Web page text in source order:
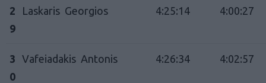
2
9
Laskaris Georgios 4:25:14 4:00:27
3
0
Vafeiadakis Antonis 4:26:34 4:02:57